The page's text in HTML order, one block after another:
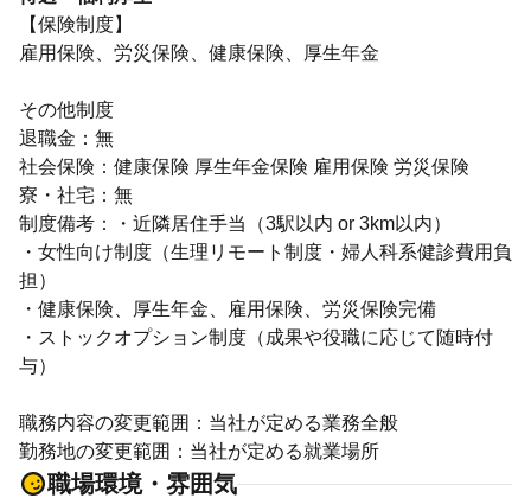
【保険制度】
雇用保険、労災保険、健康保険、厚生年金
その他制度
退職金：無
社会保険：健康保険 厚生年金保険 雇用保険 労災保険
寮・社宅：無
制度備考：・近隣居住手当（3駅以内 or 3km以内）
・女性向け制度（生理リモート制度・婦人科系健診費用負
担）
・健康保険、厚生年金、雇用保険、労災保険完備
・ストックオプション制度（成果や役職に応じて随時付
与）
職務内容の変更範囲：当社が定める業務全般
勤務地の変更範囲：当社が定める就業場所
職場環境・雰囲気